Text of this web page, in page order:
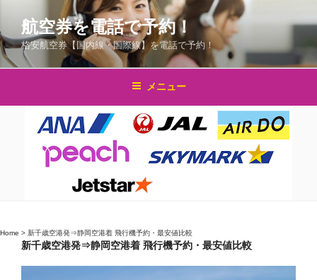
テ
ン
ス
航空券を電話で予約！
格安航空券【国内線・国際線】を電話で予約！
メニュー
Home > 新千歳空港発⇒静岡空港着 飛行機予約・最安値比較
新千歳空港発⇒静岡空港着 飛行機予約・最安値比較